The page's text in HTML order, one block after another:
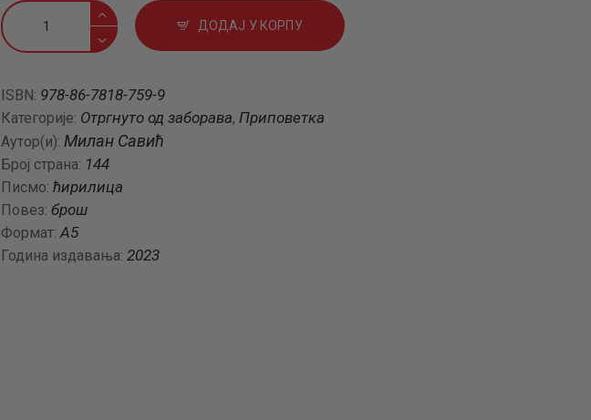
Приповетке
количина
ДОДАЈ У КОРПУ
ISBN: 978-86-7818-759-9
Категорије: Отргнуто од заборава, Приповетка
Аутор(и): Милан Савић
Број страна: 144
Писмо: ћирилица
Повез: брош
Формат:А5
Година издавања: 2023